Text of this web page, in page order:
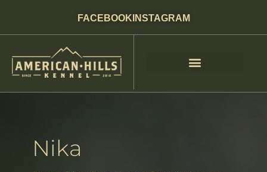
FACEBOOK INSTAGRAM
Nika – Pastor
Australiano Macho
Nika